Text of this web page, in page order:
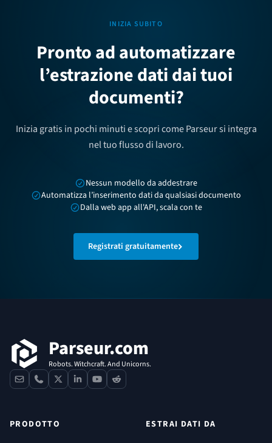
INIZIA SUBITO
Pronto ad automatizzare
l’estrazione dati dai tuoi
documenti?
Inizia gratis in pochi minuti e scopri come Parseur si integra
nel tuo flusso di lavoro.
Nessun modello da addestrare
Automatizza l’inserimento dati da qualsiasi documento
Dalla web app all'API, scala con te
Registrati gratuitamente
Parseur.com
Robots. Witchcraft. And Unicorns.
contactphone
x linkedinyoutube
reddit
PRODOTTO ESTRAI DATI DA